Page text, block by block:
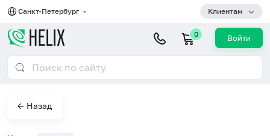
Санкт-Петербург Клиентам
0 Войти
← Назад